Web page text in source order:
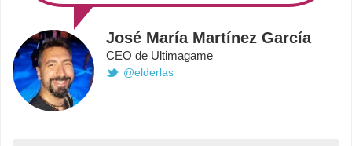
José María Martínez García
CEO de Ultimagame
@elderlas